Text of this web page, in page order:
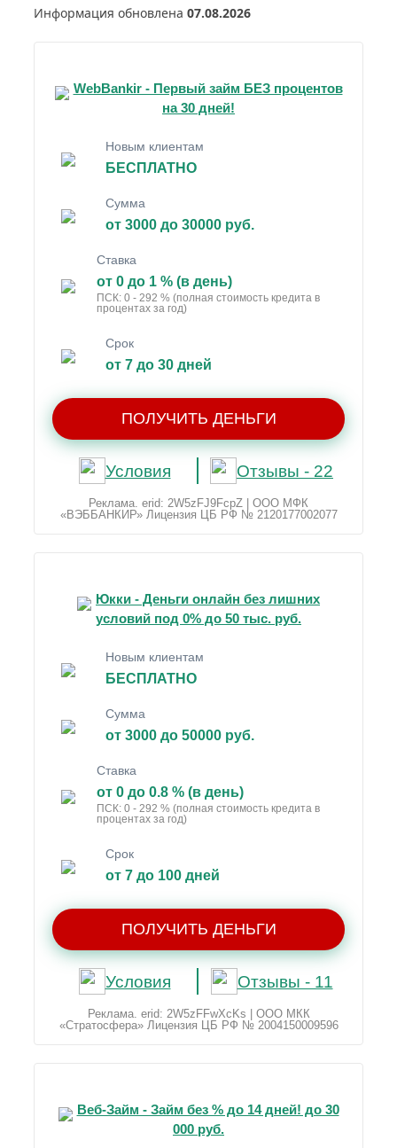
Информация обновлена 07.08.2026
WebBankir - Первый займ БЕЗ процентов
на 30 дней!
Новым клиентам
БЕСПЛАТНО
Сумма
от 3000 до 30000 руб.
Ставка
от 0 до 1 % (в день)
ПСК: 0 - 292 % (полная стоимость кредита в
процентах за год)
Срок
от 7 до 30 дней
ПОЛУЧИТЬ ДЕНЬГИ
Условия Отзывы - 22
Реклама. erid: 2W5zFJ9FcpZ | ООО МФК
«ВЭББАНКИР» Лицензия ЦБ РФ № 2120177002077
Юкки - Деньги онлайн без лишних
условий под 0% до 50 тыс. руб.
Новым клиентам
БЕСПЛАТНО
Сумма
от 3000 до 50000 руб.
Ставка
от 0 до 0.8 % (в день)
ПСК: 0 - 292 % (полная стоимость кредита в
процентах за год)
Срок
от 7 до 100 дней
ПОЛУЧИТЬ ДЕНЬГИ
Условия Отзывы - 11
Реклама. erid: 2W5zFFwXcKs | ООО МКК
«Стратосфера» Лицензия ЦБ РФ № 2004150009596
Веб-Займ - Займ без % до 14 дней! до 30
000 руб.